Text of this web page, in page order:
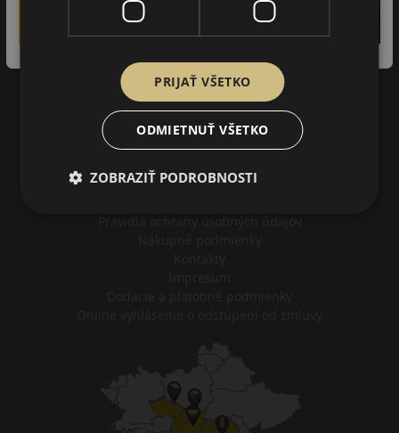
Recenzie zákazníkov
97%
zákazníkov by odporučilo tento obchod svojim známym.
na základe recenzií
PRIJAŤ VŠETKO
ODMIETNUŤ VŠETKO
ZOBRAZIŤ PODROBNOSTI